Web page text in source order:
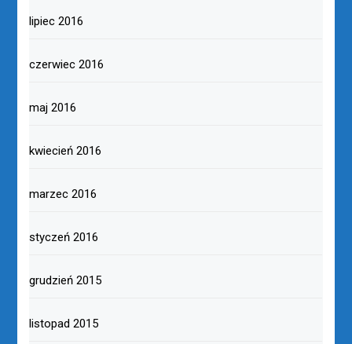
lipiec 2016
czerwiec 2016
maj 2016
kwiecień 2016
marzec 2016
styczeń 2016
grudzień 2015
listopad 2015